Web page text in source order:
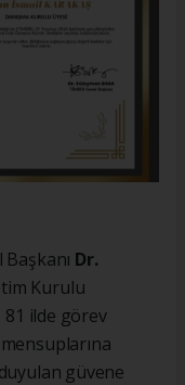
Başkanı Dr.
Kurulu
ilde görev
güvene